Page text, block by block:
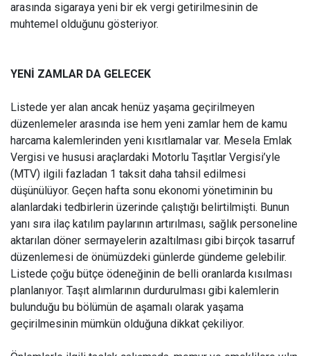
arasında sigaraya yeni bir ek vergi getirilmesinin de
muhtemel olduğunu gösteriyor.
YENİ ZAMLAR DA GELECEK
Listede yer alan ancak henüz yaşama geçirilmeyen
düzenlemeler arasında ise hem yeni zamlar hem de kamu
harcama kalemlerinden yeni kısıtlamalar var. Mesela Emlak
Vergisi ve hususi araçlardaki Motorlu Taşıtlar Vergisi’yle
(MTV) ilgili fazladan 1 taksit daha tahsil edilmesi
düşünülüyor. Geçen hafta sonu ekonomi yönetiminin bu
alanlardaki tedbirlerin üzerinde çalıştığı belirtilmişti. Bunun
yanı sıra ilaç katılım paylarının artırılması, sağlık personeline
aktarılan döner sermayelerin azaltılması gibi birçok tasarruf
düzenlemesi de önümüzdeki günlerde gündeme gelebilir.
Listede çoğu bütçe ödeneğinin de belli oranlarda kısılması
planlanıyor. Taşıt alımlarının durdurulması gibi kalemlerin
bulunduğu bu bölümün de aşamalı olarak yaşama
geçirilmesinin mümkün olduğuna dikkat çekiliyor.